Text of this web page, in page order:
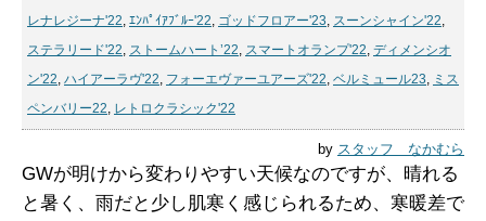
レナレジーナ'22, ｴﾝﾊﾟｲｱﾌﾞﾙｰ'22, ゴッドフロアー'23, スーンシャイン'22,
ステラリード'22, ストームハート’22, スマートオランプ'22, ディメンシオ
ン'22, ハイアーラヴ'22, フォーエヴァーユアーズ'22, ベルミュール23, ミス
ペンバリー22, レトロクラシック'22
by スタッフ なかむら
GWが明けから変わりやすい天候なのですが、晴れる
と暑く、雨だと少し肌寒く感じられるため、寒暖差で